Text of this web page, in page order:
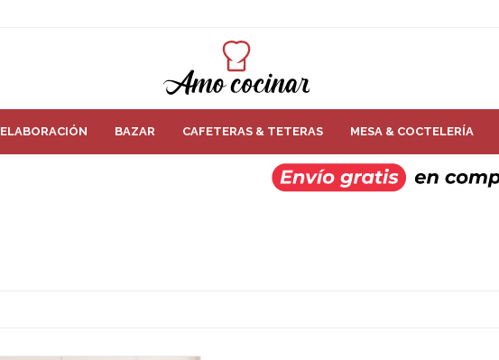
ELABORACIÓN BAZAR CAFETERAS & TETERAS MESA & COCTELERÍA